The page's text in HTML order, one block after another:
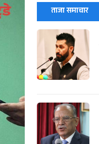
ताजा समाचार